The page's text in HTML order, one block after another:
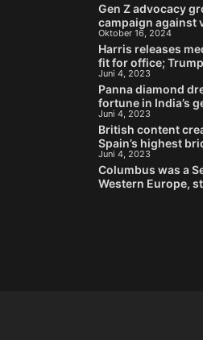
Gen Z advocacy
campaign against
Oktober 16, 2024
Harris releases
fit for office;
Juni 4, 2023
Panna diamond
fortune in India’s
Juni 4, 2023
British content
Spain’s highest
Juni 4, 2023
Columbus was a
Western Europe,